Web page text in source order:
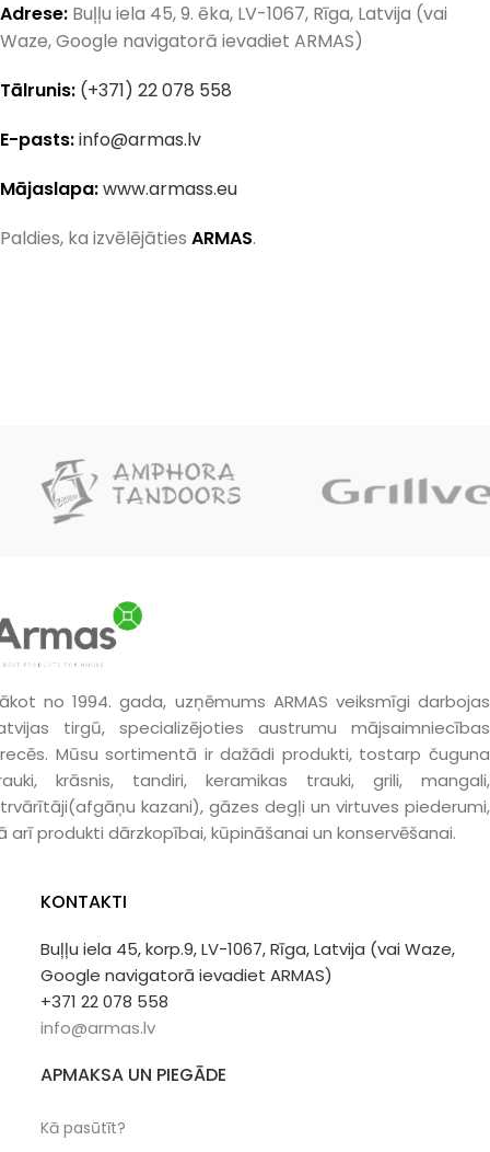
Adrese: Buļļu iela 45, 9. ēka, LV-1067, Rīga, Latvija (vai
Waze, Google navigatorā ievadiet ARMAS)
Tālrunis: (+371) 22 078 558
E-pasts:info@armas.lv
Mājaslapa:www.armass.eu
Paldies, ka izvēlējāties ARMAS.
no 1994. gada, uzņēmums ARMAS veiksmīgi darbojas
tirgū, specializējoties austrumu mājsaimniecības
Mūsu sortimentā ir dažādi produkti, tostarp čuguna
krāsnis, tandiri, keramikas trauki, grili, mangali,
kazani), gāzes degļi un virtuves piederumi,
arī produkti dārzkopībai, kūpināšanai un konservēšanai.
KONTAKTI
Buļļu iela 45, korp.9, LV-1067, Rīga, Latvija (vai Waze,
Google navigatorā ievadiet ARMAS)
+371 22 078 558
info@armas.lv
APMAKSA UN PIEGĀDE
Kā pasūtīt?